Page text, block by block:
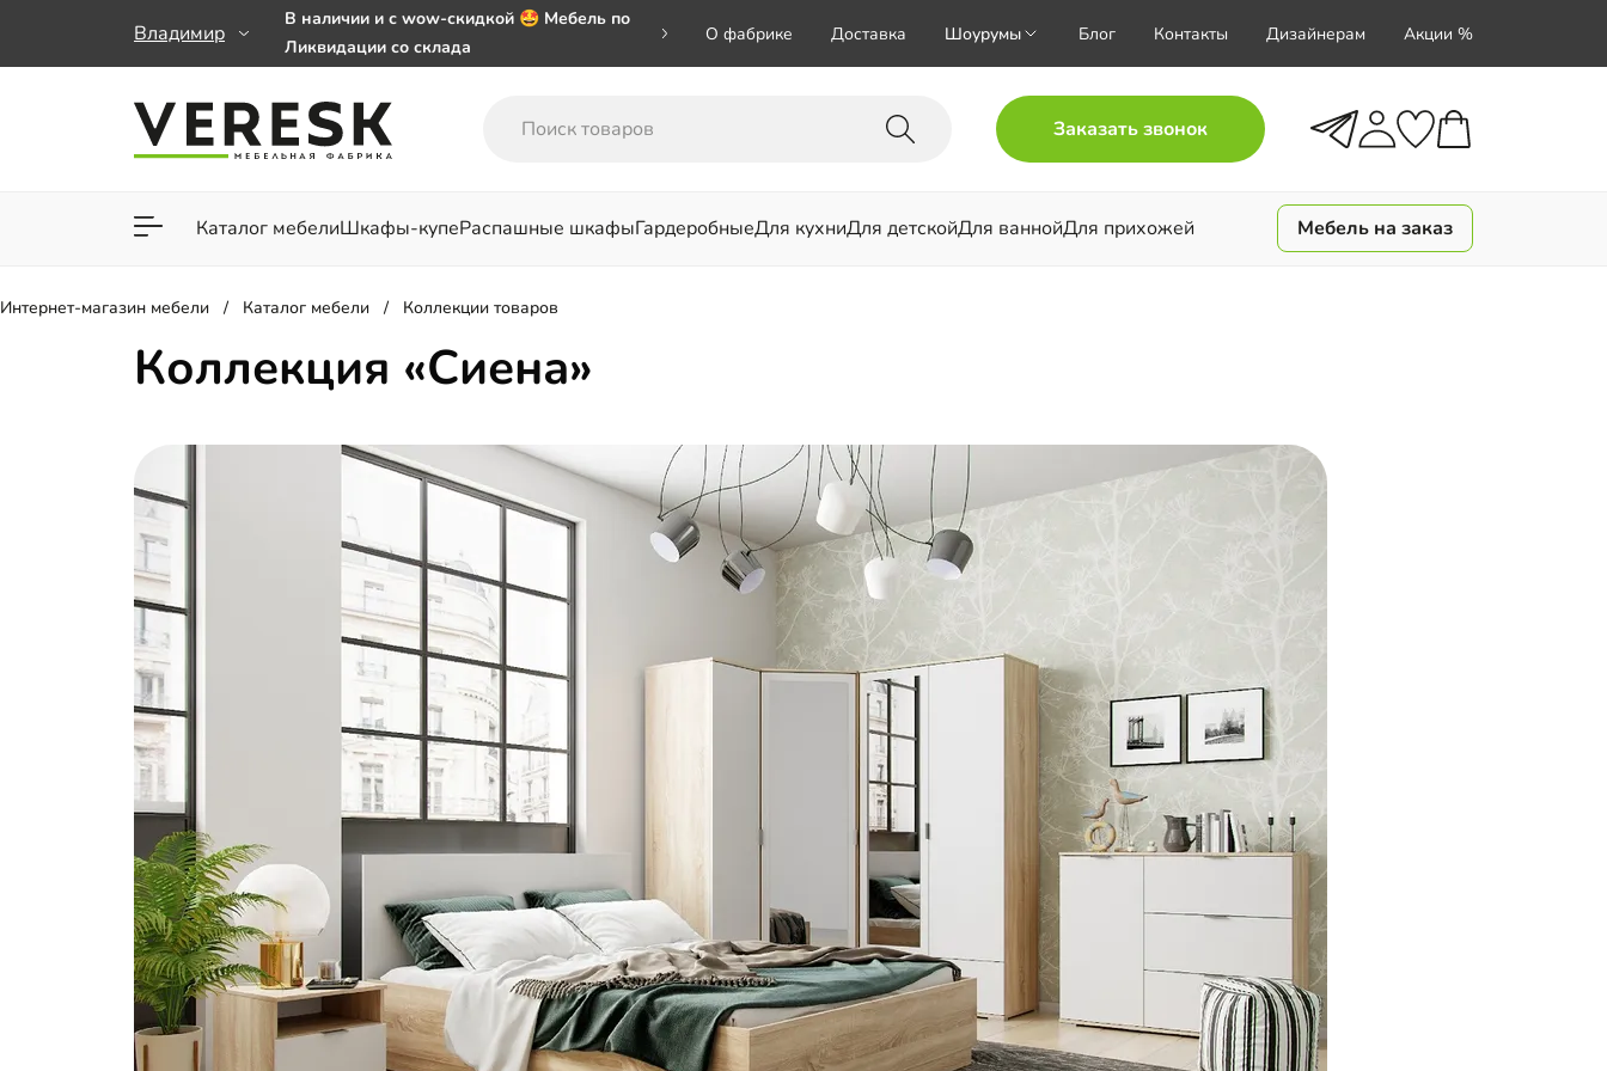
Владимир
В наличии и с wow-скидкой 🤩 Мебель по
Ликвидации со склада
заказе от 50 000 ₽
Важно! Наш Whatsapp переехал на номер
О фабрике Доставка Шоурумы Блог Контакты Дизайнерам Акции %
Заказать звонок
Каталог мебелиШкафы-купеРаспашные шкафыГардеробныеДля кухниДля детскойДля ваннойДля прихожей
Для гостинойДля спальни
Мебель на заказ
Интернет-магазин мебели Каталог мебели Коллекции товаров
Коллекция «Сиена»